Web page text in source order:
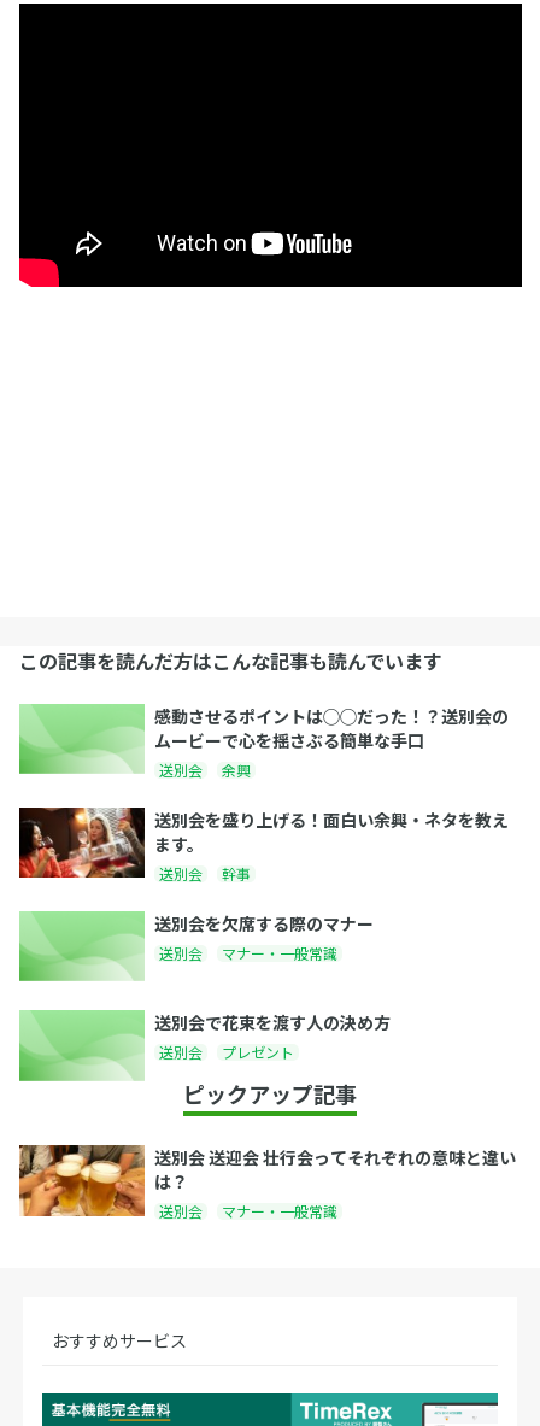
この記事を読んだ方はこんな記事も読んでいます
感動させるポイントは◯◯だった！？送別会の
ムービーで心を揺さぶる簡単な手口
送別会 余興
送別会を盛り上げる！面白い余興・ネタを教え
ます。
送別会 幹事
送別会を欠席する際のマナー
送別会 マナー・一般常識
送別会で花束を渡す人の決め方
送別会 プレゼント
ピックアップ記事
送別会 送迎会 壮行会ってそれぞれの意味と違い
は？
送別会 マナー・一般常識
おすすめサービス